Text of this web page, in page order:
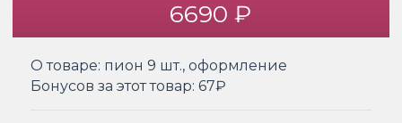
6690 ₽
О товаре: пион 9 шт., оформление
Бонусов за этот товар: 67₽